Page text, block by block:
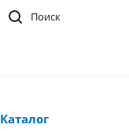
Поиск
Каталог